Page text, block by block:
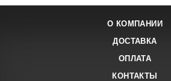
О КОМПАНИИ
ДОСТАВКА
ОПЛАТА
КОНТАКТЫ